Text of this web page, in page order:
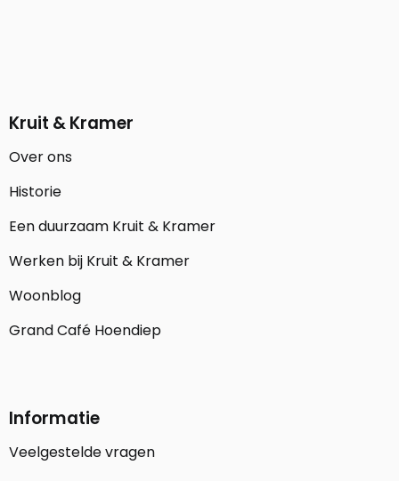
Kruit & Kramer
Over ons
Historie
Een duurzaam Kruit & Kramer
Werken bij Kruit & Kramer
Woonblog
Grand Café Hoendiep
Informatie
Veelgestelde vragen